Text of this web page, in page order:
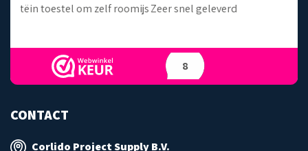
Zeer snel geleverd
8
CONTACT
Corlido Project Supply B.V.